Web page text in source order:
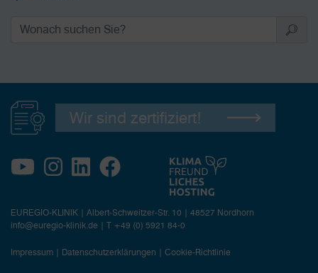
Wir sind zertifiziert!
EUREGIO-KLINIK | Albert-Schweitzer-Str. 10 | 48527 Nordhorn
info@euregio-klinik.de | T +49 (0) 5921 84-0
Impressum | Datenschutzerklärungen | Cookie-Richtlinie